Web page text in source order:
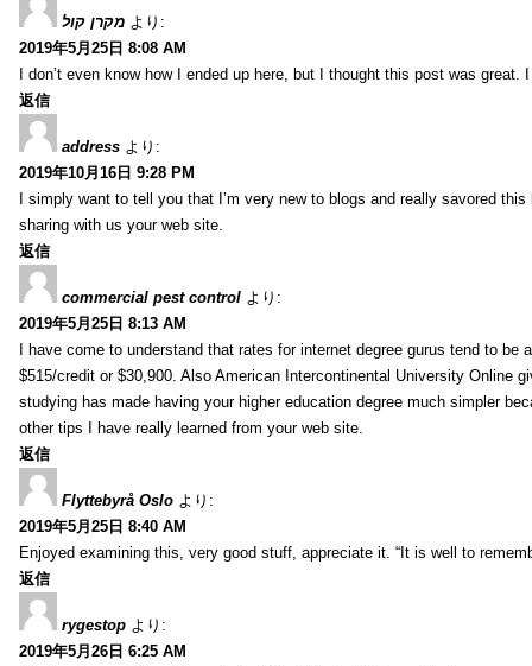
מקרן קול より:
2019年5月25日 8:08 AM
I don’t even know how I ended up here, but I thought this post was
返信
address より:
2019年10月16日 9:28 PM
I simply want to tell you that I’m very new to blogs and really savored
sharing with us your web site.
返信
commercial pest control より:
2019年5月25日 8:13 AM
I have come to understand that rates for internet degree gurus tend to
$515/credit or $30,900. Also American Intercontinental University Online
studying has made having your higher education degree much simpler
other tips I have really learned from your web site.
返信
Flyttebyrå Oslo より:
2019年5月25日 8:40 AM
Enjoyed examining this, very good stuff, appreciate it. “It is well to
返信
rygestop より:
2019年5月26日 6:25 AM